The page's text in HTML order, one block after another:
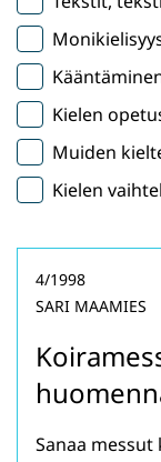
Kielen
Muiden
Kielen
4/1998
SARI MAAMIES
Sanaa